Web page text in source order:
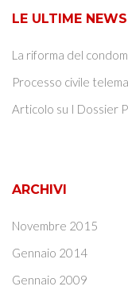
LE ULTIME NEWS
La riforma del
Processo civile
Articolo su I Dossier
ARCHIVI
Novembre 2015
Gennaio 2014
Gennaio 2009